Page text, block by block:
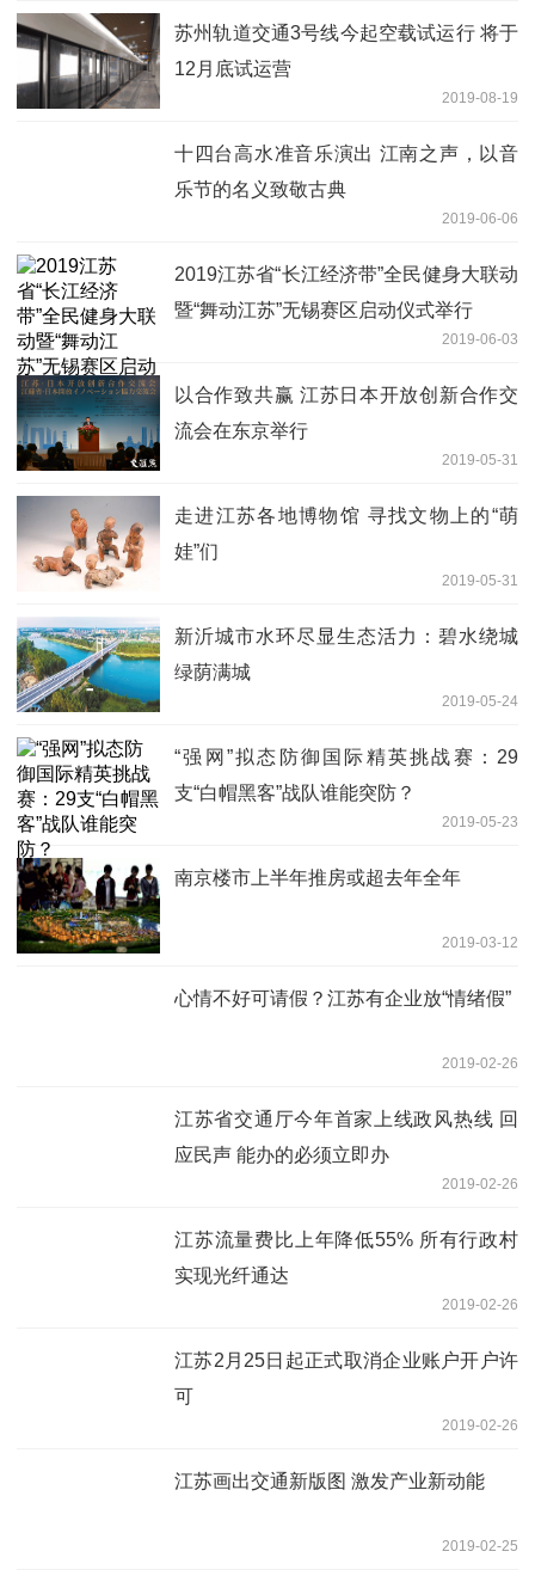
苏州轨道交通3号线今起空载试运行 将于
12月底试运营
2019-08-19
十四台高水准音乐演出 江南之声，以音
乐节的名义致敬古典
2019-06-06
2019江苏省“长江经济带”全民健身大联动
暨“舞动江苏”无锡赛区启动仪式举行
2019-06-03
以合作致共赢 江苏日本开放创新合作交
流会在东京举行
2019-05-31
走进江苏各地博物馆 寻找文物上的“萌
娃”们
2019-05-31
新沂城市水环尽显生态活力：碧水绕城
绿荫满城
2019-05-24
“强网”拟态防御国际精英挑战赛：29
支“白帽黑客”战队谁能突防？
2019-05-23
南京楼市上半年推房或超去年全年
2019-03-12
心情不好可请假？江苏有企业放“情绪假”
2019-02-26
江苏省交通厅今年首家上线政风热线 回
应民声 能办的必须立即办
2019-02-26
江苏流量费比上年降低55% 所有行政村
实现光纤通达
2019-02-26
江苏2月25日起正式取消企业账户开户许
可
2019-02-26
江苏画出交通新版图 激发产业新动能
2019-02-25